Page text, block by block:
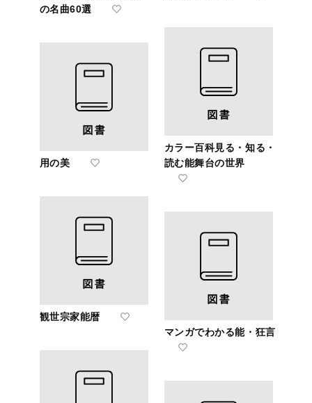
の名曲60選
カラー百科見る・知る・
読む能舞台の世界
用の美
観世宗家能暦
マンガでわかる能・狂言